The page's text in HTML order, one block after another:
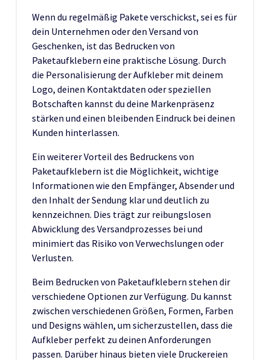
Wenn du regelmäßig Pakete verschickst, sei es für
dein Unternehmen oder den Versand von
Geschenken, ist das Bedrucken von
Paketaufklebern eine praktische Lösung. Durch
die Personalisierung der Aufkleber mit deinem
Logo, deinen Kontaktdaten oder speziellen
Botschaften kannst du deine Markenpräsenz
stärken und einen bleibenden Eindruck bei deinen
Kunden hinterlassen.
Ein weiterer Vorteil des Bedruckens von
Paketaufklebern ist die Möglichkeit, wichtige
Informationen wie den Empfänger, Absender und
den Inhalt der Sendung klar und deutlich zu
kennzeichnen. Dies trägt zur reibungslosen
Abwicklung des Versandprozesses bei und
minimiert das Risiko von Verwechslungen oder
Verlusten.
Beim Bedrucken von Paketaufklebern stehen dir
verschiedene Optionen zur Verfügung. Du kannst
zwischen verschiedenen Größen, Formen, Farben
und Designs wählen, um sicherzustellen, dass die
Aufkleber perfekt zu deinen Anforderungen
passen. Darüber hinaus bieten viele Druckereien